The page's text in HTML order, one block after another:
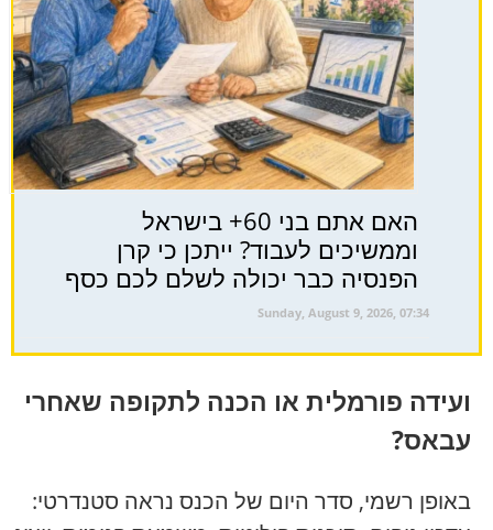
האם אתם בני 60+ בישראל
וממשיכים לעבוד? ייתכן כי קרן
הפנסיה כבר יכולה לשלם לכם כסף
Sunday, August 9, 2026, 07:34
ועידה פורמלית או הכנה לתקופה שאחרי
עבאס?
באופן רשמי, סדר היום של הכנס נראה סטנדרטי: